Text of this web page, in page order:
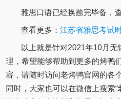
雅思口语已经换题完毕备，
查看更多： 江苏省雅思考试
以上就是针对2021年10月
理，希望能够帮助到更多的烤鸭
容，请随时访问老烤鸭官网的各
同时，大家也可以在微信上搜索“